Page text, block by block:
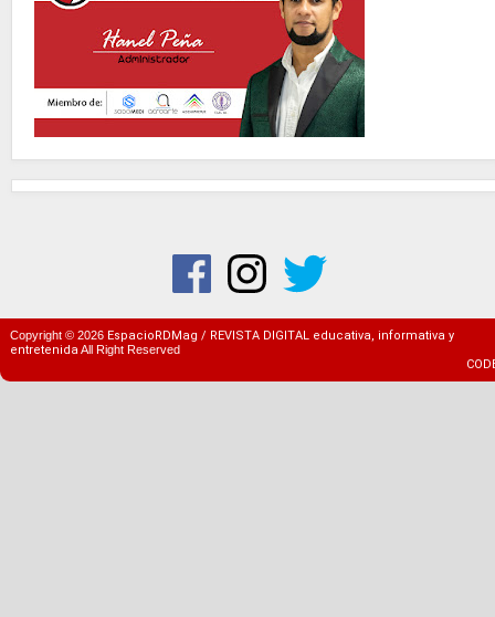
Copyright © 2026 EspacioRDMag / REVISTA DIGITAL educativa, informativa y
entretenidaAll Right Reserved